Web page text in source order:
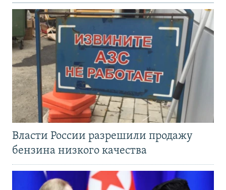
Власти России разрешили продажу
бензина низкого качества